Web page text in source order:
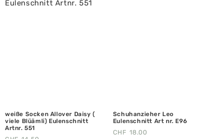
weiße Socken Allover Daisy (
viele Blüämli) Eulenschnitt
Artnr. 551
Schuhanzieher Leo
Eulenschnitt Art nr. E96
CHF 18.00